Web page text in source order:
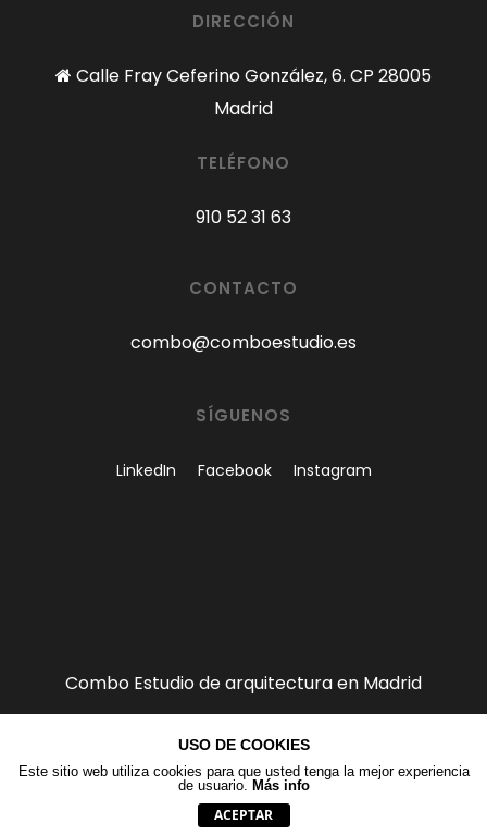
DIRECCIÓN
Calle Fray Ceferino González, 6. CP 28005
Madrid
TELÉFONO
910 52 31 63
CONTACTO
combo@comboestudio.es
SÍGUENOS
LinkedIn Facebook Instagram
Combo Estudio de arquitectura en Madrid
combo@comboestudio.es - COMBO Estudio©
USO DE COOKIES
Este sitio web utiliza cookies para que usted tenga la mejor experiencia
de usuario. Más info
ACEPTAR